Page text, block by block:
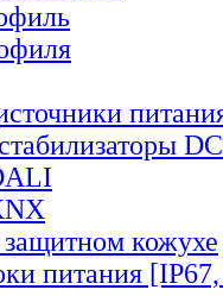
кожухе
питания